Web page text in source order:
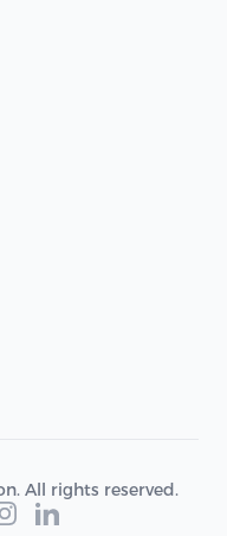
All rights reserved.